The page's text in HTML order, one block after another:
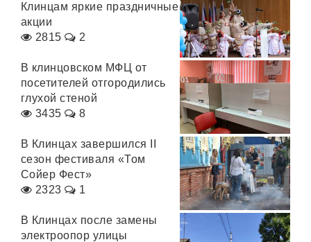
Клинцам яркие праздничные
акции
2815
2
В клинцовском МФЦ от
посетителей отгородились
глухой стеной
3435
8
В Клинцах завершился II
сезон фестиваля «Том
Сойер Фест»
2323
1
В Клинцах после замены
электроопор улицы